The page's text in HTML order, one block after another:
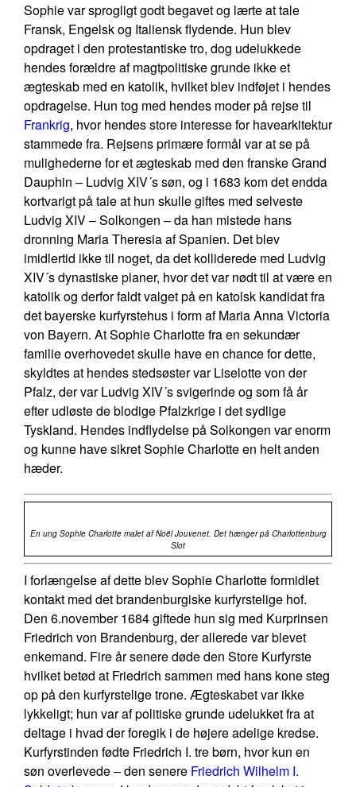
Sophie var sprogligt godt begavet og lærte at tale
Fransk, Engelsk og Italiensk flydende. Hun blev
opdraget i den protestantiske tro, dog udelukkede
hendes forældre af magtpolitiske grunde ikke et
ægteskab med en katolik, hvilket blev indføjet i hendes
opdragelse. Hun tog med hendes moder på rejse til
Frankrig, hvor hendes store interesse for havearkitektur
stammede fra. Rejsens primære formål var at se på
mulighederne for et ægteskab med den franske Grand
Dauphin – Ludvig XIV´s søn, og i 1683 kom det endda
kortvarigt på tale at hun skulle giftes med selveste
Ludvig XIV – Solkongen – da han mistede hans
dronning Maria Theresia af Spanien. Det blev
imidlertid ikke til noget, da det kolliderede med Ludvig
XIV´s dynastiske planer, hvor det var nødt til at være en
katolik og derfor faldt valget på en katolsk kandidat fra
det bayerske kurfyrstehus i form af Maria Anna Victoria
von Bayern. At Sophie Charlotte fra en sekundær
familie overhovedet skulle have en chance for dette,
skyldtes at hendes stedsøster var Liselotte von der
Pfalz, der var Ludvig XIV´s svigerinde og som få år
efter udløste de blodige Pfalzkrige i det sydlige
Tyskland. Hendes indflydelse på Solkongen var enorm
og kunne have sikret Sophie Charlotte en helt anden
hæder.
En ung Sophie Charlotte malet af Noël Jouvenet. Det hænger på Charlottenburg
Slot
I forlængelse af dette blev Sophie Charlotte formidlet
kontakt med det brandenburgiske kurfyrstelige hof.
Den 6.november 1684 giftede hun sig med Kurprinsen
Friedrich von Brandenburg, der allerede var blevet
enkemand. Fire år senere døde den Store Kurfyrste
hvilket betød at Friedrich sammen med hans kone steg
op på den kurfyrstelige trone. Ægteskabet var ikke
lykkeligt; hun var af politiske grunde udelukket fra at
deltage i hvad der foregik i de højere adelige kredse.
Kurfyrstinden fødte Friedrich I. tre børn, hvor kun en
søn overlevede – den senere Friedrich Wilhelm I.